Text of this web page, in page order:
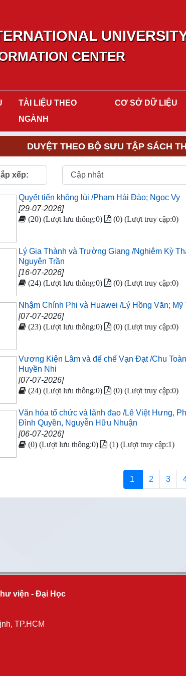
CENTER
TÀI LIỆU THEO
NGÀNH
CƠ SỞ DỮ LIỆU
DUYỆT THEO BỘ SƯU TẬP SÁCH
xếp:
Quyết tiến không lùi /Phạm Hải Đào; Ngọc Vy
[29-07-2026]
(20) (Lượt lưu thông:0) (0) (Lượt truy cập:0)
Lý Gia Thành và Trường Giang /Nghiêm Kỳ
Nguyên Trần
[16-07-2026]
(24) (Lượt lưu thông:0) (0) (Lượt truy cập:0)
Nhậm Chính Phi và Huawei /Lý Hồng Văn; Mỹ
[07-07-2026]
(23) (Lượt lưu thông:0) (0) (Lượt truy cập:0)
Vương Kiện Lâm và đế chế Vạn Đạt /Chu
Huyền Nhi
[07-07-2026]
(24) (Lượt lưu thông:0) (0) (Lượt truy cập:0)
Văn hóa tổ chức và lãnh đạo /Lê Việt Hưng,
Đình Quyền, Nguyễn Hữu Nhuận
[06-07-2026]
(0) (Lượt lưu thông:0) (1) (Lượt truy cập:1)
1 2 3
viện - Đại Học
TP.HCM